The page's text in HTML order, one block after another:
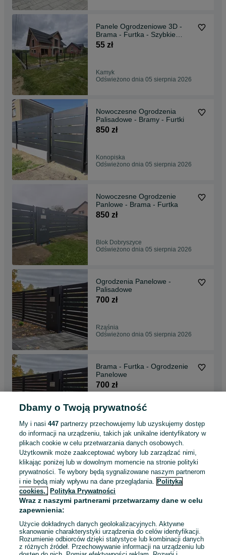
Panele Ogrodzeniowe 3D -
Brama - Furtka - Szybkie
Terminy
55 zł
Kamyk
Odświeżono dnia 05 sierpnia 2026
Nowoczesne Ogrodzenia
Palisadowe - Bramy - Furtki
850 zł
Konopiska
Odświeżono dnia 05 sierpnia 2026
Nowoczesne Ogrodzenie
Panlowe - Brama - Furtka
850 zł
Blok Dobryszyce
Odświeżono dnia 05 sierpnia 2026
Ogrodzenia Panelowe -
Palisadowe
700 zł
Rząśnia
Odświeżono dnia 05 sierpnia 2026
Brama - Furtka - Ogrodzenie
Panelowe
700 zł
Radomsko
Odświeżono dnia 05 sierpnia 2026
Ogrodzenie Palisadowe -
Producent
650 zł
Miasteczko Śląskie
Odświeżono dnia 05 sierpnia 2026
1 2 3 4 5
Dbamy o Twoją prywatność
My i nasi447 partnerzy przechowujemy lub uzyskujemy dostęp
do informacji na urządzeniu, takich jak unikalne identyfikatory w
plikach cookie w celu przetwarzania danych osobowych.
Użytkownik może zaakceptować wybory lub zarządzać nimi,
klikając poniżej lub w dowolnym momencie na stronie polityki
prywatności. Te wybory będą sygnalizowane naszym partnerom
i nie będą miały wpływu na dane przeglądania. Polityka
cookies,
Polityka Prywatności
Wraz z naszymi partnerami przetwarzamy dane w celu
zapewnienia:
Użycie dokładnych danych geolokalizacyjnych. Aktywne
skanowanie charakterystyki urządzenia do celów identyfikacji.
Rozumienie odbiorców dzięki statystyce lub kombinacji danych
z różnych źródeł. Przechowywanie informacji na urządzeniu lub